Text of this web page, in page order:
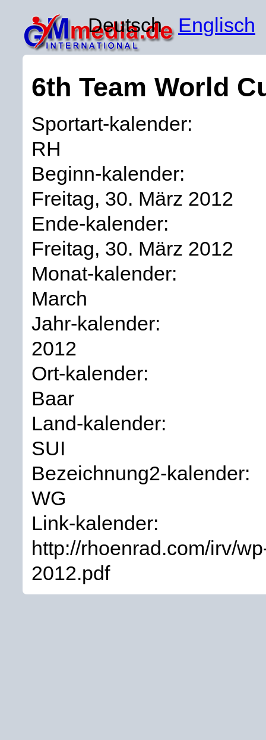
Deutsch Englisch
6th Team World
Sportart-kalender:
RH
Beginn-kalender:
Freitag, 30. März 2012
Ende-kalender:
Freitag, 30. März 2012
Monat-kalender:
March
Jahr-kalender:
2012
Ort-kalender:
Baar
Land-kalender:
SUI
Bezeichnung2-kalender:
WG
Link-kalender:
http://rhoenrad.com/irv/
2012.pdf